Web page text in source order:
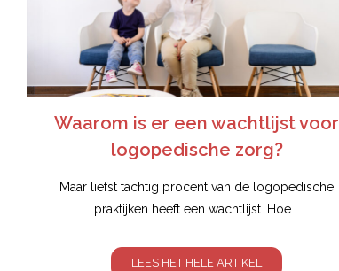
Waarom is er een wachtlijst voor
logopedische zorg?
Maar liefst tachtig procent van de logopedische
praktijken heeft een wachtlijst. Hoe...
LEES HET HELE ARTIKEL